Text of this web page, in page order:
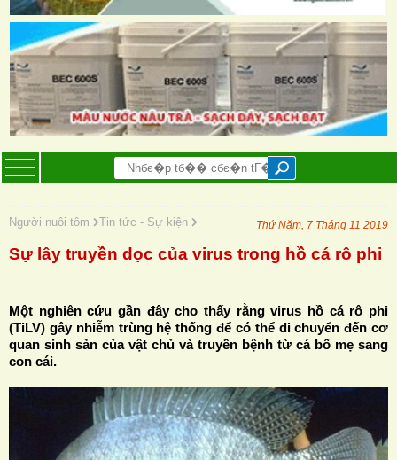
Người nuôi tôm Tin tức - Sự kiện Thứ Năm, 7 Tháng 11 2019
Sự lây truyền dọc của virus trong hồ cá rô phi
Một nghiên cứu gần đây cho thấy rằng virus hồ cá rô phi
(TiLV) gây nhiễm trùng hệ thống để có thể di chuyển đến cơ
quan sinh sản của vật chủ và truyền bệnh từ cá bố mẹ sang
con cái.